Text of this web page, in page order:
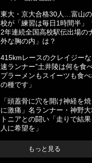
東大・京大合格30人…富山の
校が「練習は毎日1時間半」
2年連続全国高校駅伝出場
外な胸の内」は？
415kmレースのクレイジー
速ランナー”土井陵は何を食
プラーメンもスイーツも食
の種です」
「頭蓋骨に穴を開け神経を
に激痛」名ランナー・神野
トニアとの闘い「走りで結
人に希望を」
もっと見る